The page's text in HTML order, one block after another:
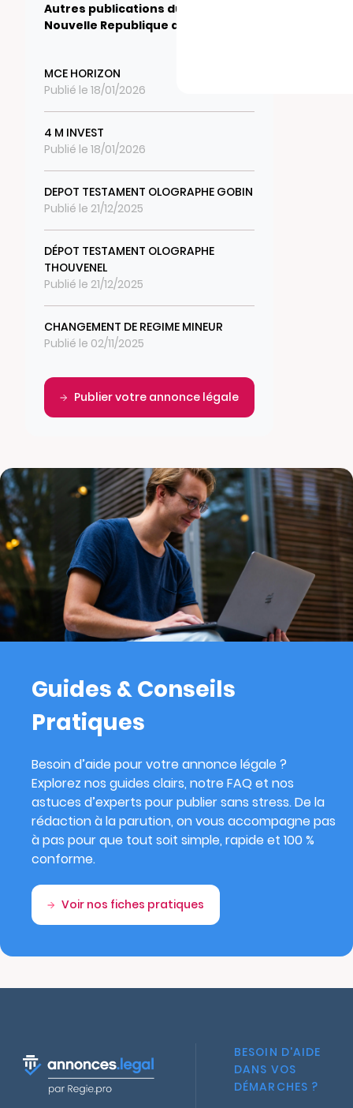
Autres publications du journal
Nouvelle Republique du dimanche
MCE HORIZON
Publié le 18/01/2026
4 M INVEST
Publié le 18/01/2026
DEPOT TESTAMENT OLOGRAPHE GOBIN
Publié le 21/12/2025
DÉPOT TESTAMENT OLOGRAPHE
THOUVENEL
Publié le 21/12/2025
CHANGEMENT DE REGIME MINEUR
Publié le 02/11/2025
Publier votre annonce légale
Guides & Conseils
Pratiques
Besoin d’aide pour votre annonce légale ?
Explorez nos guides clairs, notre FAQ et nos
astuces d’experts pour publier sans stress. De la
rédaction à la parution, on vous accompagne pas
à pas pour que tout soit simple, rapide et 100 %
conforme.
Voir nos fiches pratiques
BESOIN D'AIDE
DANS VOS
DÉMARCHES ?